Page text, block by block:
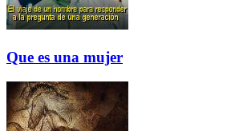
Que es una mujer